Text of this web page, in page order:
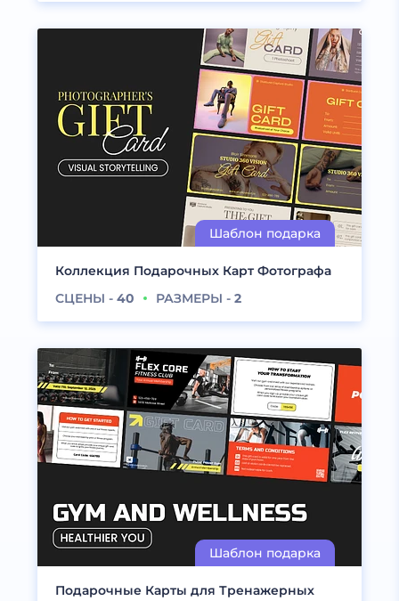
Коллекция Подарочных Карт Фотографа
СЦЕНЫ - 40 РАЗМЕРЫ - 2
Подарочные Карты для Тренажерных